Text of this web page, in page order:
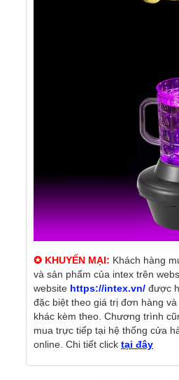
✪ KHUYẾN MẠI: Khách hàng
và sản phẩm của intex trên
website https://intex.vn/ được
đặc biệt theo giá trị đơn hàng
khác kèm theo. Chương trình
mua trực tiếp tại hệ thống cửa
online. Chi tiết click tại đây